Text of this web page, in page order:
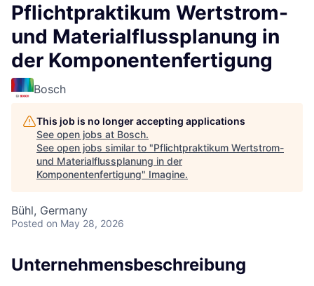
Pflichtpraktikum Wertstrom-
und Materialflussplanung in
der Komponentenfertigung
Bosch
This job is no longer accepting applications
See open jobs at Bosch.
See open jobs similar to "Pflichtpraktikum Wertstrom-
und Materialflussplanung in der
Komponentenfertigung" Imagine.
Bühl, Germany
Posted on May 28, 2026
Unternehmensbeschreibung